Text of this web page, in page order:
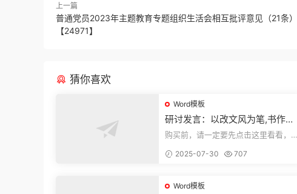
上一篇
普通党员2023年主题教育专题组织生活会相互批评意见（21条）
【24971】
猜你喜欢
Word模板
研讨发言：以改文风为笔,书作风
建设“必修课”
购买前，请一定要先点击这里看看，欢
束，本文...
2025-07-30 707
Word模板